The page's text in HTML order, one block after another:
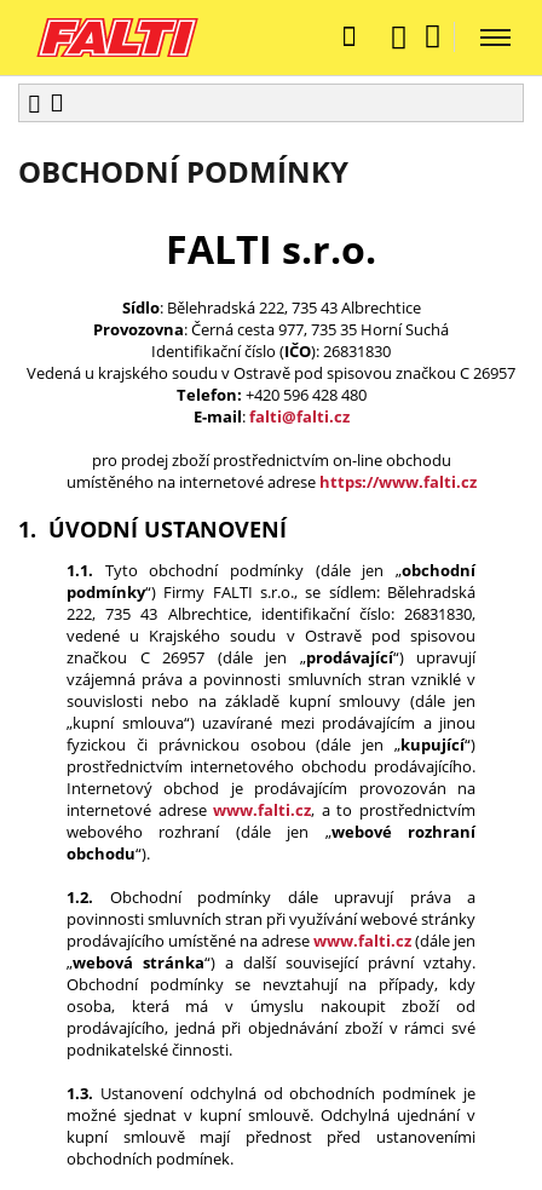
OBCHODNÍ PODMÍNKY
FALTI s.r.o.
Sídlo: Bělehradská 222, 735 43 Albrechtice
Provozovna: Černá cesta 977, 735 35 Horní Suchá
Identifikační číslo (IČO): 26831830
Vedená u krajského soudu v Ostravě pod spisovou značkou C 26957
Telefon: +420 596 428 480
E-mail:falti@falti.cz
pro prodej zboží prostřednictvím on-line obchodu
umístěného na internetové adrese https://www.falti.cz
1. ÚVODNÍ USTANOVENÍ
1.1. Tyto obchodní podmínky (dále jen „obchodní
podmínky“) Firmy FALTI s.r.o., se sídlem: Bělehradská
222, 735 43 Albrechtice, identifikační číslo: 26831830,
vedené u Krajského soudu v Ostravě pod spisovou
značkou C 26957 (dále jen „prodávající“) upravují
vzájemná práva a povinnosti smluvních stran vzniklé v
souvislosti nebo na základě kupní smlouvy (dále jen
„kupní smlouva“) uzavírané mezi prodávajícím a jinou
fyzickou či právnickou osobou (dále jen „kupující“)
prostřednictvím internetového obchodu prodávajícího.
Internetový obchod je prodávajícím provozován na
internetové adresewww.falti.cz, a to prostřednictvím
webového rozhraní (dále jen „webové rozhraní
obchodu“).
1.2. Obchodní podmínky dále upravují práva a
povinnosti smluvních stran při využívání webové stránky
prodávajícího umístěné na adresewww.falti.cz(dále jen
„webová stránka“) a další související právní vztahy.
Obchodní podmínky se nevztahují na případy, kdy
osoba, která má v úmyslu nakoupit zboží od
prodávajícího, jedná při objednávání zboží v rámci své
podnikatelské činnosti.
1.3. Ustanovení odchylná od obchodních podmínek je
možné sjednat v kupní smlouvě. Odchylná ujednání v
kupní smlouvě mají přednost před ustanoveními
obchodních podmínek.